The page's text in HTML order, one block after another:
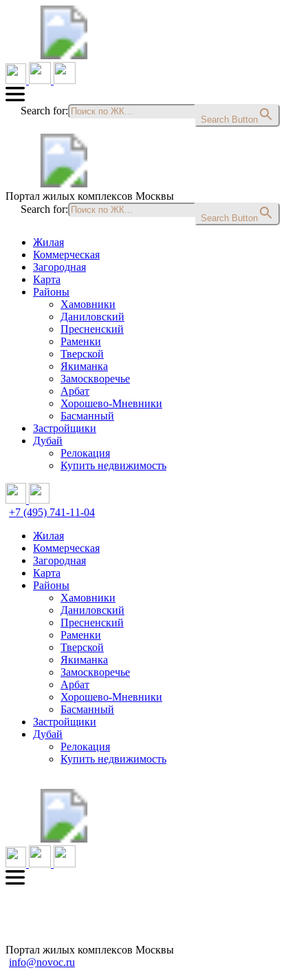
Search for:
Search Button
Портал жилых комплексов Москвы
Search for:
Search Button
Жилая
Коммерческая
Загородная
Карта
Районы
Хамовники
Даниловский
Пресненский
Раменки
Тверской
Якиманка
Замоскворечье
Арбат
Хорошево-Мневники
Басманный
Застройщики
Дубай
Релокация
Купить недвижимость
+7 (495) 741-11-04
Жилая
Коммерческая
Загородная
Карта
Районы
Хамовники
Даниловский
Пресненский
Раменки
Тверской
Якиманка
Замоскворечье
Арбат
Хорошево-Мневники
Басманный
Застройщики
Дубай
Релокация
Купить недвижимость
Портал жилых комплексов Москвы
info@novoc.ru